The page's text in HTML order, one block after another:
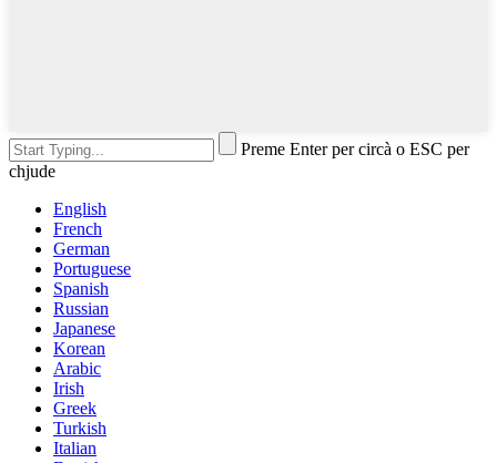
Preme Enter per circà o ESC per
chjude
English
French
German
Portuguese
Spanish
Russian
Japanese
Korean
Arabic
Irish
Greek
Turkish
Italian